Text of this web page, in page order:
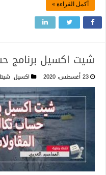
أكمل القراءة »
شيت اكسيل برنامج
23 أغسطس، 2020 اكسيل,